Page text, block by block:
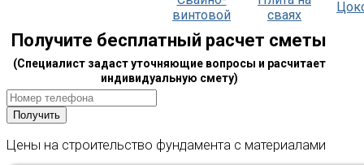
винтовой
сваях
Получите бесплатный расчет сметы
(Специалист задаст уточняющие вопросы и расчитает
индивидуальную смету)
Цены на строительство фундамента с материалами